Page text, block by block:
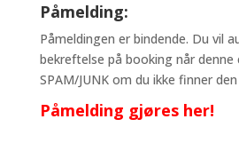
Påmelding:
Påmeldingen er bindende. Du vil
bekreftelse på booking når denne
SPAM/JUNK om du ikke finner
Påmelding gjøres her!